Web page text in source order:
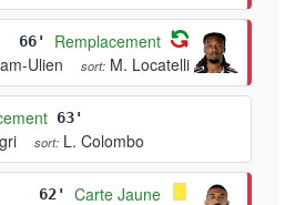
66' Remplacement
Ulien sort: M. Locatelli
63'
sort: L. Colombo
62'
Carte Jaune